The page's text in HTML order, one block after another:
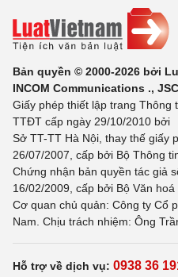
Bản quyền © 2000-2026 bởi
INCOM Communications ., JSC
Giấy phép thiết lập trang Thông
TTĐT cấp ngày 29/10/2010 bởi
Sở TT-TT Hà Nội, thay thế giấy
26/07/2007, cấp bởi Bộ Thông
Chứng nhận bản quyền tác giả
16/02/2009, cấp bởi Bộ Văn
Cơ quan chủ quản: Công ty Cổ
Nam. Chịu trách nhiệm: Ông
Hỗ trợ về dịch vụ: 0938 36